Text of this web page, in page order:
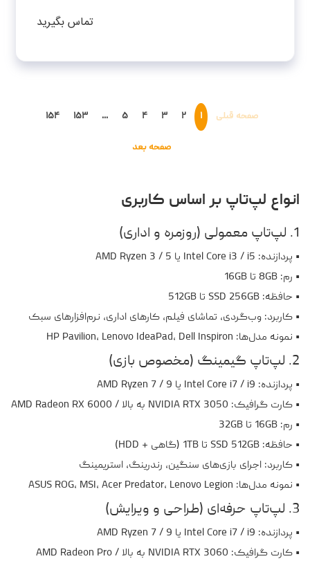
تماس بگیرید
صفحه قبلی ۱ ۲ ۳ ۴ ۵ ... ۱۵۳ ۱۵۴
صفحه بعد
انواع لپ‌تاپ بر اساس کاربری
1. لپ‌تاپ معمولی (روزمره و اداری)
• پردازنده: Intel Core i3 / i5 یا AMD Ryzen 3 / 5
• رم: 8GB تا 16GB
• حافظه: SSD 256GB تا 512GB
• کاربرد: وب‌گردی، تماشای فیلم، کارهای اداری، نرم‌افزارهای سبک
• نمونه مدل‌ها: HP Pavilion، Lenovo IdeaPad، Dell Inspiron
2. لپ‌تاپ گیمینگ (مخصوص بازی)
• پردازنده: Intel Core i7 / i9 یا AMD Ryzen 7 / 9
• کارت گرافیک: NVIDIA RTX 3050 به بالا / AMD Radeon RX 6000
• رم: 16GB تا 32GB
• حافظه: SSD 512GB تا 1TB (گاهی + HDD)
• کاربرد: اجرای بازی‌های سنگین، رندرینگ، استریمینگ
• نمونه مدل‌ها: ASUS ROG، MSI، Acer Predator، Lenovo Legion
3. لپ‌تاپ حرفه‌ای (طراحی و ویرایش)
• پردازنده: Intel Core i7 / i9 یا AMD Ryzen 7 / 9
• کارت گرافیک: NVIDIA RTX 3060 به بالا / AMD Radeon Pro